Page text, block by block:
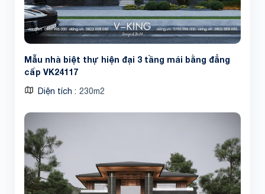
Mẫu nhà biệt thự hiện đại 3 tầng mái bằng đẳng
cấp VK24117
Diện tích 230m2